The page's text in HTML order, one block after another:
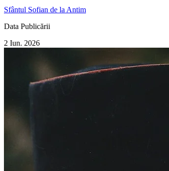
Sfântul Sofian de la Antim
Data Publicării
2 Iun. 2026